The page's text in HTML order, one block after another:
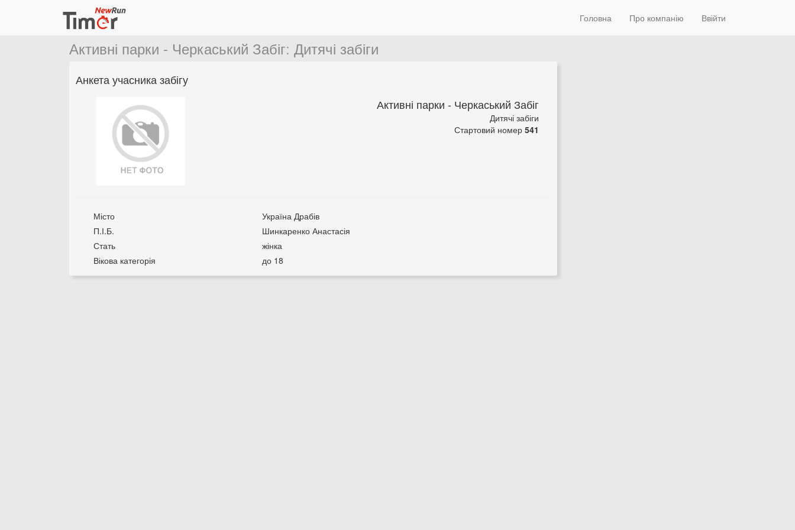
Головна Про компанію Ввійти
Активні парки - Черкаський Забіг: Дитячі забіги
Анкета учасника забігу
Активні парки - Черкаський Забіг
Дитячі забіги
Стартовий номер 541
Місто
Україна Драбів
П.І.Б.
Шинкаренко Анастасія
Стать
жінка
Вікова категорія
до 18